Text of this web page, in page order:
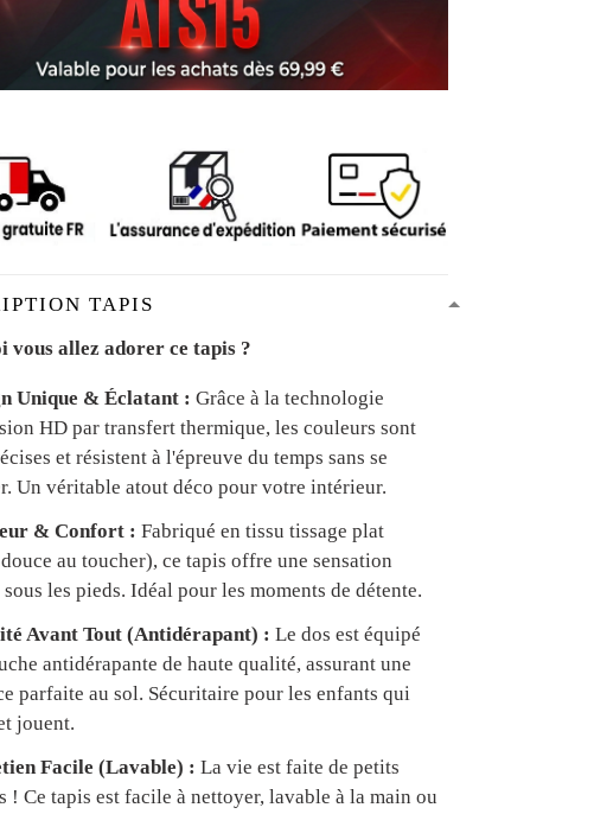
TAPIS
vous allez adorer ce tapis ?
Unique & Éclatant : Grâce à la technologie
HD par transfert thermique, les couleurs sont
et résistent à l'épreuve du temps sans se
Un véritable atout déco pour votre intérieur.
& Confort : Fabriqué en tissu tissage plat
au toucher), ce tapis offre une sensation
les pieds. Idéal pour les moments de détente.
Avant Tout (Antidérapant) : Le dos est équipé
antidérapante de haute qualité, assurant une
parfaite au sol. Sécuritaire pour les enfants qui
jouent.
Facile (Lavable) : La vie est faite de petits
! Ce tapis est facile à nettoyer, lavable à la main ou